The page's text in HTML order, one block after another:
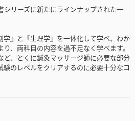
シリーズに新たにラインナップされた一
』と『生理学』を一体化して学べ、わか
、両科目の内容を過不足なく学べます。
、とくに鍼灸マッサージ師に必要な部分
のレベルをクリアするのに必要十分なコ